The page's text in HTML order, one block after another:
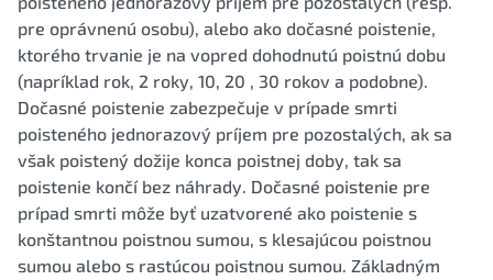
pre oprávnenú osobu), alebo ako dočasné poistenie,
ktorého trvanie je na vopred dohodnutú poistnú dobu
(napríklad rok, 2 roky, 10, 20 , 30 rokov a podobne).
Dočasné poistenie zabezpečuje v prípade smrti
poisteného jednorazový príjem pre pozostalých, ak sa
však poistený dožije konca poistnej doby, tak sa
poistenie končí bez náhrady. Dočasné poistenie pre
prípad smrti môže byť uzatvorené ako poistenie s
konštantnou poistnou sumou, s klesajúcou poistnou
sumou alebo s rastúcou poistnou sumou. Základným